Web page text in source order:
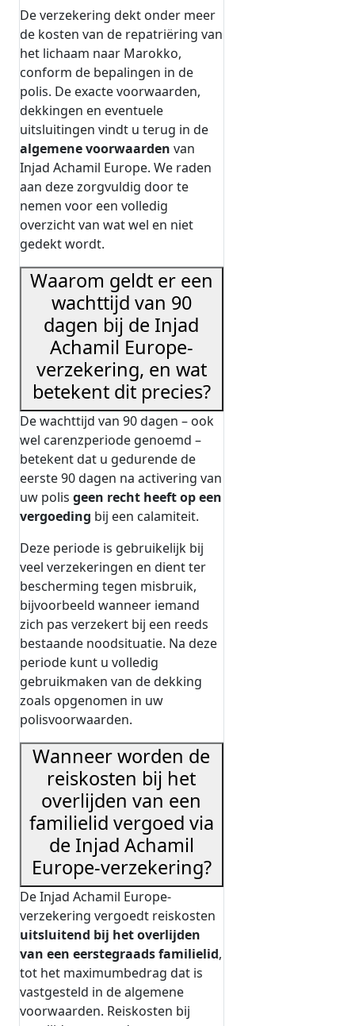
De verzekering dekt onder meer
de kosten van de repatriëring van
het lichaam naar Marokko,
conform de bepalingen in de
polis. De exacte voorwaarden,
dekkingen en eventuele
uitsluitingen vindt u terug in de
algemene voorwaarden van
Injad Achamil Europe. We raden
aan deze zorgvuldig door te
nemen voor een volledig
overzicht van wat wel en niet
gedekt wordt.
Waarom geldt er een
wachttijd van 90
dagen bij de Injad
Achamil Europe-
verzekering, en wat
betekent dit precies?
De wachttijd van 90 dagen – ook
wel carenzperiode genoemd –
betekent dat u gedurende de
eerste 90 dagen na activering van
uw polis geen recht heeft op een
vergoeding bij een calamiteit.
Deze periode is gebruikelijk bij
veel verzekeringen en dient ter
bescherming tegen misbruik,
bijvoorbeeld wanneer iemand
zich pas verzekert bij een reeds
bestaande noodsituatie. Na deze
periode kunt u volledig
gebruikmaken van de dekking
zoals opgenomen in uw
polisvoorwaarden.
Wanneer worden de
reiskosten bij het
overlijden van een
familielid vergoed via
de Injad Achamil
Europe-verzekering?
De Injad Achamil Europe-
verzekering vergoedt reiskosten
uitsluitend bij het overlijden
van een eerstegraads familielid,
tot het maximumbedrag dat is
vastgesteld in de algemene
voorwaarden. Reiskosten bij